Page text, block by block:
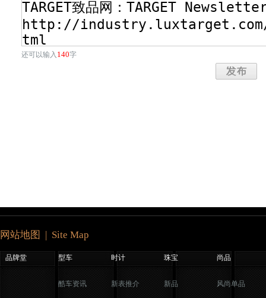
还可以输入 140字
网站地图 | Site Map
品牌堂 型车 时计 珠宝 尚品
酷车资讯 新表推介 新品 风尚单品